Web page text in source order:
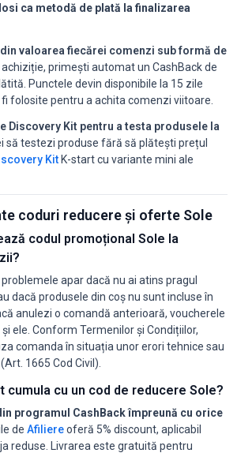
ca metodă de plată la finalizarea
din valoarea fiecărei comenzi sub formă de
primești automat un CashBack de
Punctele devin disponibile la 15 zile
folosite pentru a achita comenzi viitoare.
Discovery Kit pentru a testa produsele la
să testezi produse fără să plătești prețul
KitK-start cu variante mini ale
coduri reducere și oferte Sole
codul promoțional Sole la
apar dacă nu ai atins pragul
dacă produsele din coș nu sunt incluse în
anulezi o comandă anterioară, voucherele
ele. Conform Termenilor și Condițiilor,
comanda în situația unor erori tehnice sau
1665 Cod Civil).
cumula cu un cod de reducere Sole?
programul CashBack împreună cu orice
de Afiliereoferă 5% discount, aplicabil
reduse. Livrarea este gratuită pentru